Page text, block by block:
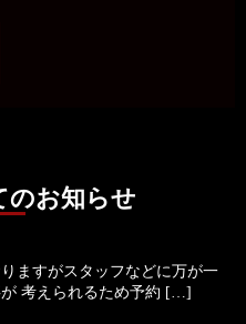
のお知らせ
ますがスタッフなどに万が一
考えられるため予約 […]